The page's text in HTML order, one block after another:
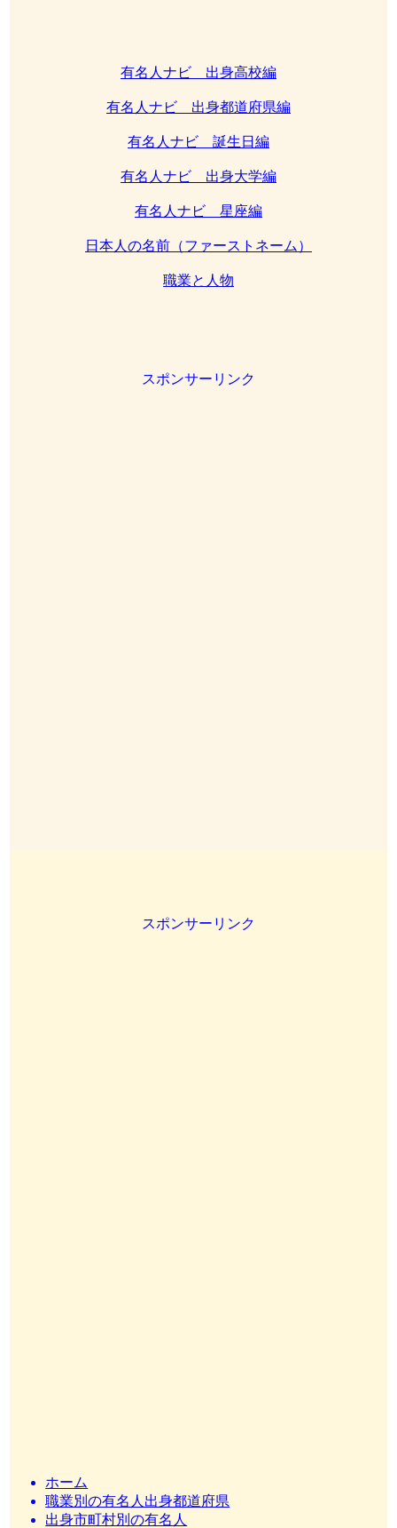
有名人ナビ 出身高校編
有名人ナビ 出身都道府県編
有名人ナビ 誕生日編
有名人ナビ 出身大学編
有名人ナビ 星座編
日本人の名前（ファーストネーム）
職業と人物
スポンサーリンク
スポンサーリンク
ホーム
職業別の有名人出身都道府県
出身市町村別の有名人